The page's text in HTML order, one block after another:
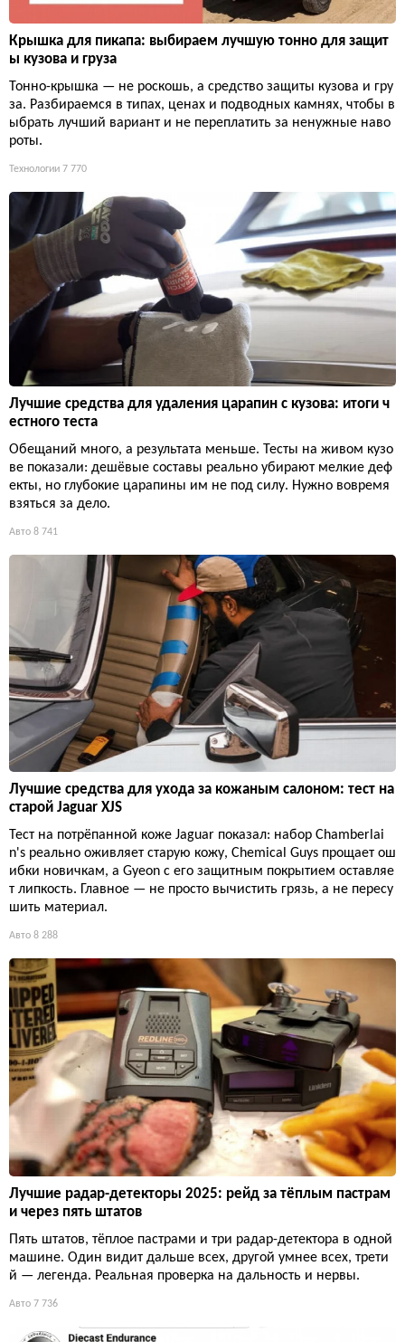
Крышка для пикапа: выбираем лучшую тонно для защит
ы кузова и груза
Тонно-крышка — не роскошь, а средство защиты кузова и гру
за. Разбираемся в типах, ценах и подводных камнях, чтобы в
ыбрать лучший вариант и не переплатить за ненужные наво
роты.
Технологии 7 770
Лучшие средства для удаления царапин с кузова: итоги ч
естного теста
Обещаний много, а результата меньше. Тесты на живом кузо
ве показали: дешёвые составы реально убирают мелкие деф
екты, но глубокие царапины им не под силу. Нужно вовремя
взяться за дело.
Авто 8 741
Лучшие средства для ухода за кожаным салоном: тест на
старой Jaguar XJS
Тест на потрёпанной коже Jaguar показал: набор Chamberlai
n's реально оживляет старую кожу, Chemical Guys прощает ош
ибки новичкам, а Gyeon с его защитным покрытием оставляе
т липкость. Главное — не просто вычистить грязь, а не пересу
шить материал.
Авто 8 288
Лучшие радар-детекторы 2025: рейд за тёплым пастрам
и через пять штатов
Пять штатов, тёплое пастрами и три радар-детектора в одной
машине. Один видит дальше всех, другой умнее всех, трети
й — легенда. Реальная проверка на дальность и нервы.
Авто 7 736